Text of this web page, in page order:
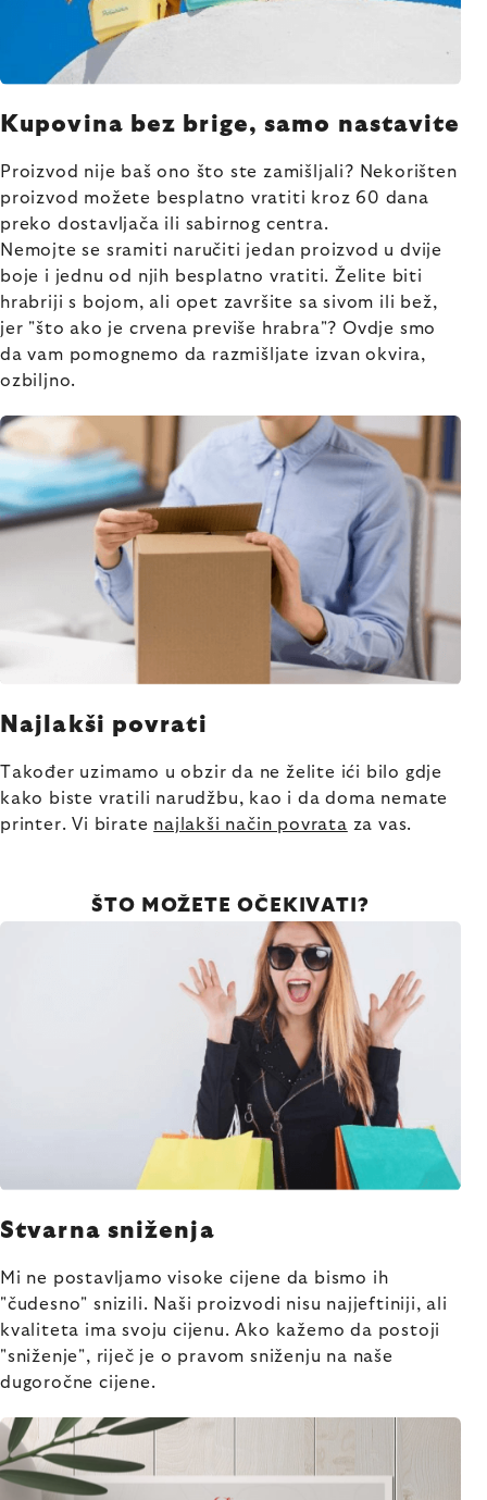
Kupovina bez brige, samo nastavite
Proizvod nije baš ono što ste zamišljali? Nekorišten
proizvod možete besplatno vratiti kroz 60 dana
preko dostavljača ili sabirnog centra.
Nemojte se sramiti naručiti jedan proizvod u dvije
boje i jednu od njih besplatno vratiti. Želite biti
hrabriji s bojom, ali opet završite sa sivom ili bež,
jer "što ako je crvena previše hrabra"? Ovdje smo
da vam pomognemo da razmišljate izvan okvira,
ozbiljno.
Najlakši povrati
Također uzimamo u obzir da ne želite ići bilo gdje
kako biste vratili narudžbu, kao i da doma nemate
printer. Vi birate najlakši način povrata za vas.
ŠTO MOŽETE OČEKIVATI?
Stvarna sniženja
Mi ne postavljamo visoke cijene da bismo ih
"čudesno" snizili. Naši proizvodi nisu najjeftiniji, ali
kvaliteta ima svoju cijenu. Ako kažemo da postoji
"sniženje", riječ je o pravom sniženju na naše
dugoročne cijene.